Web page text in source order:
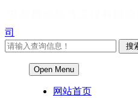
司
Open Menu
网站首页